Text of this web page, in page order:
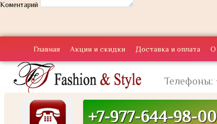
Коментарий
Главная Акции и скидки Доставка и оплата О
Телефоны:
+7-977-644-98-00